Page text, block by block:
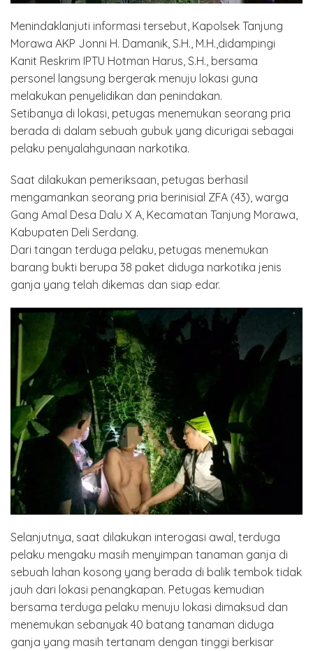
Menindaklanjuti informasi tersebut, Kapolsek Tanjung
Morawa AKP Jonni H. Damanik, S.H., M.H.,didampingi
Kanit Reskrim IPTU Hotman Harus, S.H., bersama
personel langsung bergerak menuju lokasi guna
melakukan penyelidikan dan penindakan.
Setibanya di lokasi, petugas menemukan seorang pria
berada di dalam sebuah gubuk yang dicurigai sebagai
pelaku penyalahgunaan narkotika.
Saat dilakukan pemeriksaan, petugas berhasil
mengamankan seorang pria berinisial ZFA (43), warga
Gang Amal Desa Dalu X A, Kecamatan Tanjung Morawa,
Kabupaten Deli Serdang.
Dari tangan terduga pelaku, petugas menemukan
barang bukti berupa 38 paket diduga narkotika jenis
ganja yang telah dikemas dan siap edar.
Selanjutnya, saat dilakukan interogasi awal, terduga
pelaku mengaku masih menyimpan tanaman ganja di
sebuah lahan kosong yang berada di balik tembok tidak
jauh dari lokasi penangkapan. Petugas kemudian
bersama terduga pelaku menuju lokasi dimaksud dan
menemukan sebanyak 40 batang tanaman diduga
ganja yang masih tertanam dengan tinggi berkisar